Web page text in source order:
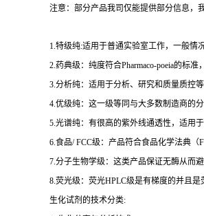
注意：部分产品我司仅能提供部分信息，
1.特级纯:适用于普通实验室工作，一般情
2.药典级：纯度符合Pharmaco-poeia的标
3.分析纯：适用于分析、研究和质量质控等
4.优级纯：这一级等同与大多数制造商的
5.光谱纯：有很高的紫外线通透性，适用
6.食品/ FCC级：产品符合食品化学法典（
7.分子生物学级：这类产品保证无酶从而
8.荧光级：荧光HPLC级是有梯度的并且是
生化试剂的技术分类: